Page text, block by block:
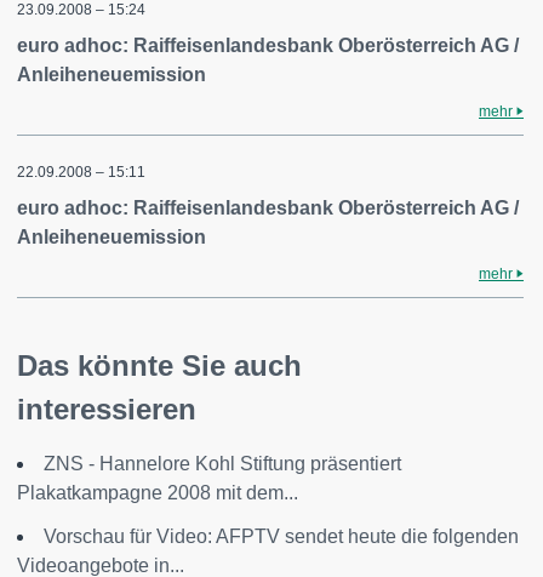
23.09.2008 – 15:24
euro adhoc: Raiffeisenlandesbank Oberösterreich AG /
Anleiheneuemission
mehr
22.09.2008 – 15:11
euro adhoc: Raiffeisenlandesbank Oberösterreich AG /
Anleiheneuemission
mehr
Das könnte Sie auch
interessieren
ZNS - Hannelore Kohl Stiftung präsentiert
Plakatkampagne 2008 mit dem...
Vorschau für Video: AFPTV sendet heute die folgenden
Videoangebote in...